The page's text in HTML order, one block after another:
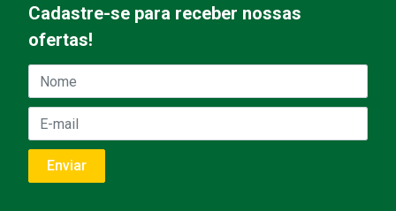
Cadastre-se para receber nossas
ofertas!